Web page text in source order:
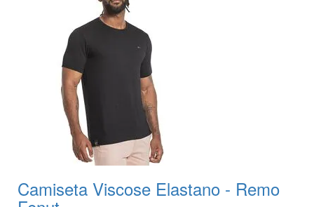
Camiseta Viscose Elastano - Remo